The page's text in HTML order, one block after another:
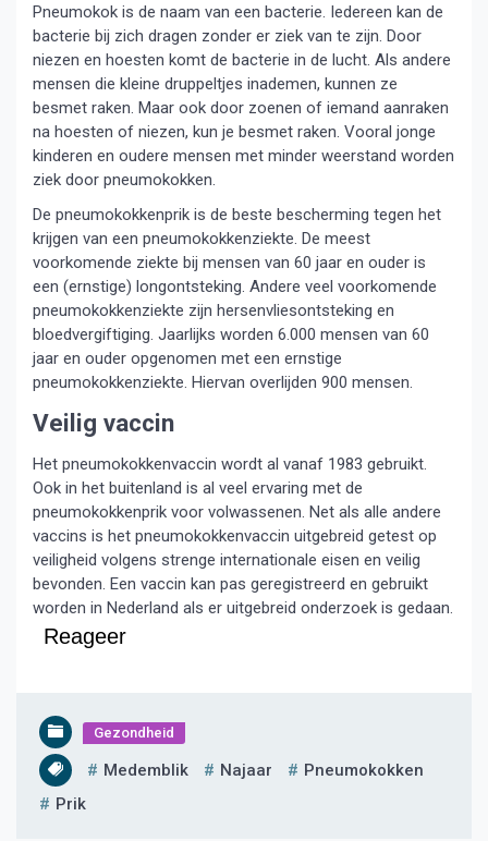
Pneumokok is de naam van een bacterie. Iedereen kan de
bacterie bij zich dragen zonder er ziek van te zijn. Door
niezen en hoesten komt de bacterie in de lucht. Als andere
mensen die kleine druppeltjes inademen, kunnen ze
besmet raken. Maar ook door zoenen of iemand aanraken
na hoesten of niezen, kun je besmet raken. Vooral jonge
kinderen en oudere mensen met minder weerstand worden
ziek door pneumokokken.
De pneumokokkenprik is de beste bescherming tegen het
krijgen van een pneumokokkenziekte. De meest
voorkomende ziekte bij mensen van 60 jaar en ouder is
een (ernstige) longontsteking. Andere veel voorkomende
pneumokokkenziekte zijn hersenvliesontsteking en
bloedvergiftiging. Jaarlijks worden 6.000 mensen van 60
jaar en ouder opgenomen met een ernstige
pneumokokkenziekte. Hiervan overlijden 900 mensen.
Veilig vaccin
Het pneumokokkenvaccin wordt al vanaf 1983 gebruikt.
Ook in het buitenland is al veel ervaring met de
pneumokokkenprik voor volwassenen. Net als alle andere
vaccins is het pneumokokkenvaccin uitgebreid getest op
veiligheid volgens strenge internationale eisen en veilig
bevonden. Een vaccin kan pas geregistreerd en gebruikt
worden in Nederland als er uitgebreid onderzoek is gedaan.
Reageer
Gezondheid
Medemblik Najaar
Pneumokokken
Prik